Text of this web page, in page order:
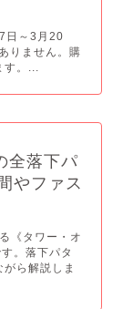
日～3月20
りません。購
す。...
全落下パ
やファス
《タワー・オ
。落下パタ
ら解説しま